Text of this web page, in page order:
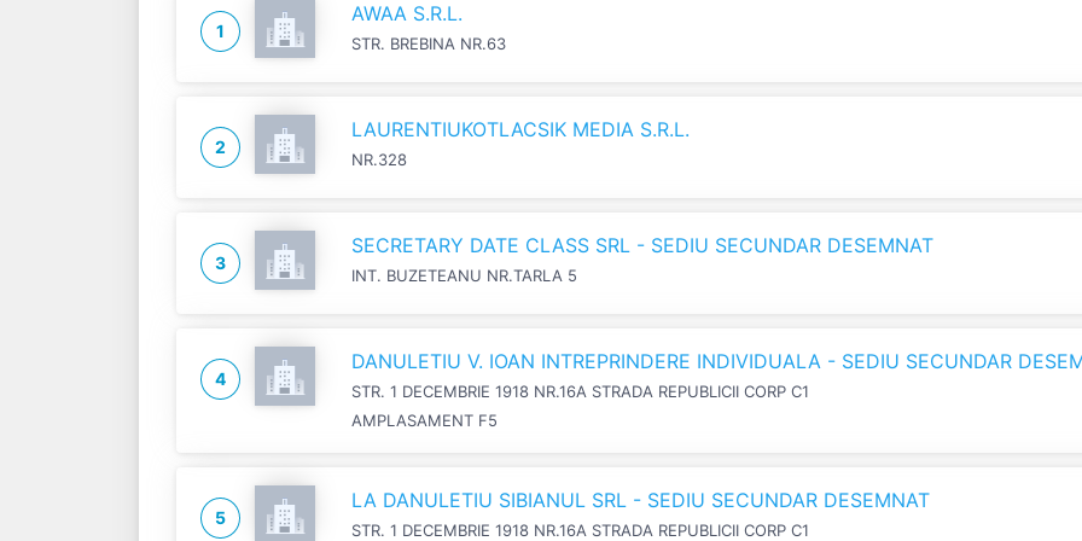
1
AWAA S.R.L.
STR. BREBINA NR.63
2
LAURENTIUKOTLACSIK MEDIA S.R.L.
NR.328
3
SECRETARY DATE CLASS SRL - SEDIU SECUNDAR DESEMNAT
INT. BUZETEANU NR.TARLA 5
4
DANULETIU V. IOAN INTREPRINDERE INDIVIDUALA - SEDIU SECUNDAR
STR. 1 DECEMBRIE 1918 NR.16A STRADA REPUBLICII CORP C1
AMPLASAMENT F5
5
LA DANULETIU SIBIANUL SRL - SEDIU SECUNDAR DESEMNAT
STR. 1 DECEMBRIE 1918 NR.16A STRADA REPUBLICII CORP C1